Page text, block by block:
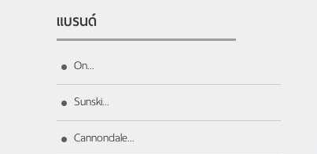
ตัวแทนจำหน่าย
ติดต่อเรา
บทความ
แบรนด์
On...
Sunski...
Cannondale...